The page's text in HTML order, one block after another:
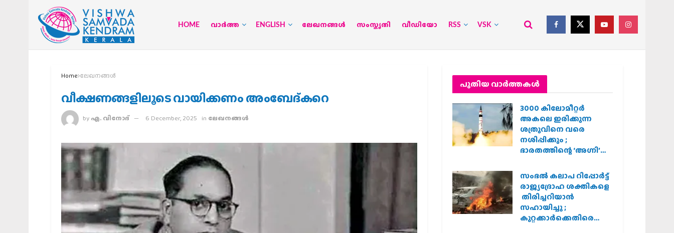
HOME വാര്‍ത്ത ENGLISH ലേഖനങ്ങള്‍ സംസ്കൃതി വീഡിയോ RSS VSK
Home ലേഖനങ്ങള്‍
വീക്ഷണങ്ങളിലൂടെ വായിക്കണം അംബേദ്കറെ
by എ. വിനോദ് 6 December, 2025 in ലേഖനങ്ങള്‍
പുതിയ വാര്‍ത്തകള്‍
3000 കിലോമീറ്റർ
അകലെ ഇരിക്കുന്ന
ശത്രുവിനെ വരെ
നശിപ്പിക്കും ;
ഭാരതത്തിന്റെ ‘അഗ്നി’
സംഭൽ കലാപ റിപ്പോർട്ട്
രാജ്യദ്രോഹ ശക്തികളെ
തിരിച്ചറിയാൻ
സഹായിച്ചു ;
കുറ്റക്കാർക്കെതിരെ